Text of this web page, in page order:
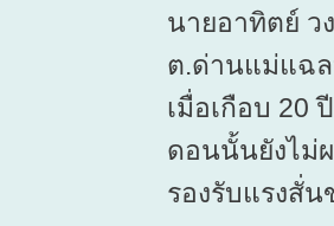
นายอาทิตย์ ว
ต.ด่านแม่แฉล
เมื่อเกือบ 20
ดอนนั้นยังไม่
รองรับแรงสั่